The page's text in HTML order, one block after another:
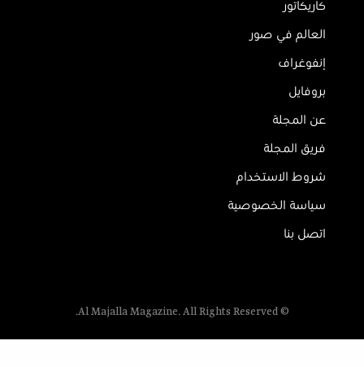
كاريكاتور
العالم في صور
إنفوغراف
بروفايل
عن المجلة
فريق المجلة
شروط الاستخدام
سياسة الخصوصية
اتصل بنا
© Al Majalla Magazine. All Rights Reserved.